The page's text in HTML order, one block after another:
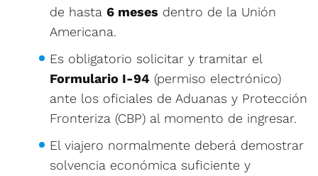
de hasta 6 meses dentro de la Unión
Americana.
Es obligatorio solicitar y tramitar el
Formulario I-94 (permiso electrónico)
ante los oficiales de Aduanas y Protección
Fronteriza (CBP) al momento de ingresar.
El viajero normalmente deberá demostrar
solvencia económica suficiente y